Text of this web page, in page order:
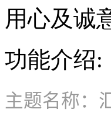
用心及诚
功能介绍:
主题名称：